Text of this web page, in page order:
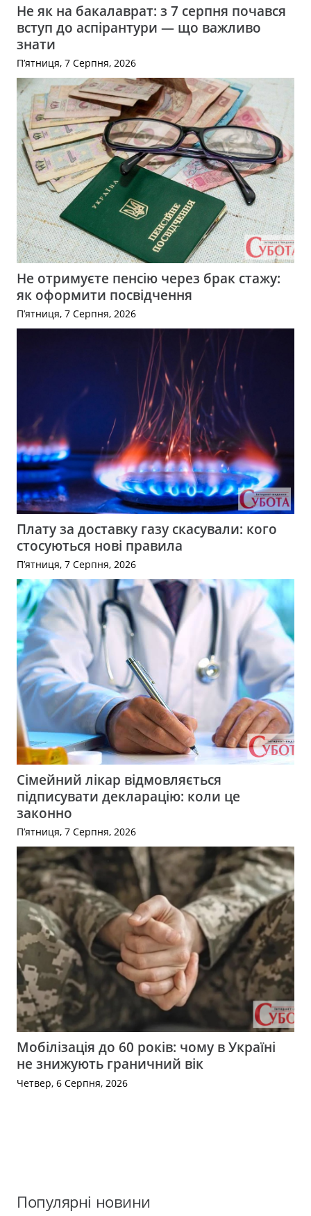
Не як на бакалаврат: з 7 серпня почався
вступ до аспірантури — що важливо
знати
П’ятниця, 7 Серпня, 2026
Не отримуєте пенсію через брак стажу:
як оформити посвідчення
П’ятниця, 7 Серпня, 2026
Плату за доставку газу скасували: кого
стосуються нові правила
П’ятниця, 7 Серпня, 2026
Сімейний лікар відмовляється
підписувати декларацію: коли це
законно
П’ятниця, 7 Серпня, 2026
Мобілізація до 60 років: чому в Україні
не знижують граничний вік
Четвер, 6 Серпня, 2026
Популярні новини